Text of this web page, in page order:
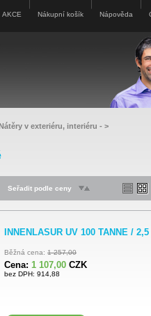
AKCE Nákupní košík Nápověda
v exteriéru, interiéru - >
Seřadit podle ceny
INNENLASUR UV 100 TANNE /
Běžná cena: 1 257,00
Cena: 1 107,00 CZK
bez DPH: 914,88